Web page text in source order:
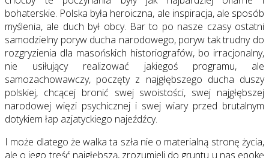
bohaterskie. Polska była heroiczna, ale inspiracja, ale sposób
myślenia, ale duch był obcy. Bar to po nasze czasy ostatni
samodzielny poryw ducha narodowego, poryw tak trudny do
rozgryzienia dla masońskich historiografów, bo irracjonalny,
nie usiłujący realizować jakiegoś programu, ale
samozachowawczy, poczęty z najgłębszego ducha duszy
polskiej, chcącej bronić swej swoistości, swej najgłębszej
narodowej więzi psychicznej i swej wiary przed brutalnym
dotykiem łap azjatyckiego najeźdźcy.
I może dlatego że walka ta szła nie o materialną stronę życia,
ale o jego treść najgłębszą, zrozumieli do gruntu u nas epokę